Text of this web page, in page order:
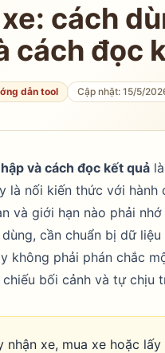
cách
cách đọc
dẫn tool Cập nhật: 15/5/
và cách đọc kết quả
là nối kiến thức với
và giới hạn nào phải
cần chuẩn bị dữ
không phải phán chắc
bối cảnh và tự chịu
nhận xe, mua xe hoặc